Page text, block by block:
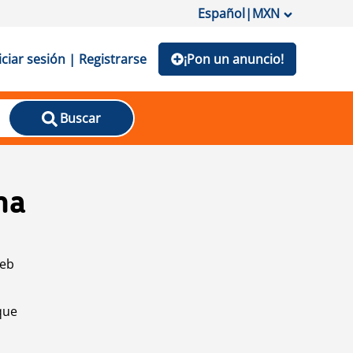
Español|MXN
sesión | Registrarse ¡Pon un anuncio!
Buscar